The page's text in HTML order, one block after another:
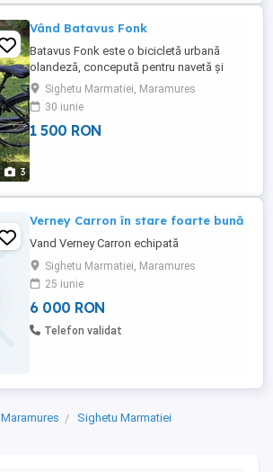
3
Vând Batavus Fonk
Batavus Fonk este o bicicletă urbană
olandeză, concepută pentru navetă și
deplasări zilnice. Este apreciată pentru
fiabilitate, confort și întreținere
redusă.Caracteristici principale: Cadru din
aluminiu, ușor și rezistent. Roți de 28",
Sighetu Marmatiei, Maramures
30 iunie
1 500 RON
Verney Carron în stare foarte bună
Vand Verney Carron echipată
Sighetu Marmatiei, Maramures
25 iunie
6 000 RON
Telefon validat
Maramures
Sighetu Marmatiei